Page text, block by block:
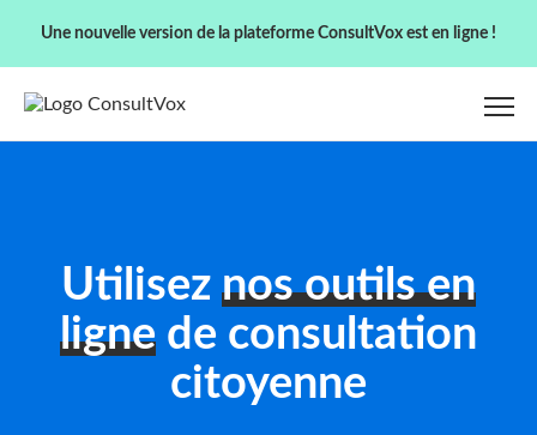
Une nouvelle version de la plateforme ConsultVox est en ligne !
Utilisez nos outils en
ligne de consultation
citoyenne